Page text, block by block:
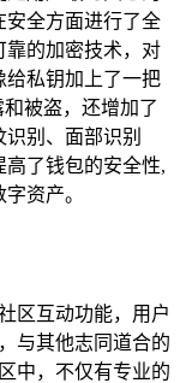
安全方面进行了全
靠的加密技术，对
给私钥加上了一把
被盗，还增加了
别、面部识别
了钱包的安全性,
资产。
区互动功能，用户
与其他志同道合的
中，不仅有专业的